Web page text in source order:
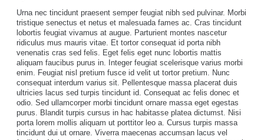
Urna nec tincidunt praesent semper feugiat nibh sed pulvinar. Morbi
tristique senectus et netus et malesuada fames ac. Cras tincidunt
lobortis feugiat vivamus at augue. Parturient montes nascetur
ridiculus mus mauris vitae. Et tortor consequat id porta nibh
venenatis cras sed felis. Eget felis eget nunc lobortis mattis
aliquam faucibus purus in. Integer feugiat scelerisque varius morbi
enim. Feugiat nisl pretium fusce id velit ut tortor pretium. Nunc
consequat interdum varius sit. Pellentesque massa placerat duis
ultricies lacus sed turpis tincidunt id. Consequat ac felis donec et
odio. Sed ullamcorper morbi tincidunt ornare massa eget egestas
purus. Blandit turpis cursus in hac habitasse platea dictumst. Nisi
porta lorem mollis aliquam ut porttitor leo a. Cursus turpis massa
tincidunt dui ut ornare. Viverra maecenas accumsan lacus vel